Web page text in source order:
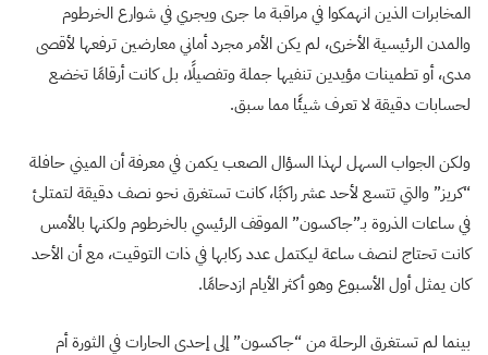
المخابرات الذين انهمكوا في مراقبة ما جرى ويجري في شوارع الخرطوم
والمدن الرئيسية الأخرى، لم يكن الأمر مجرد أماني معارضين ترفعها لأقصى
مدى، أو تطمينات مؤيدين تنفيها جملة وتفصيلًا، بل كانت أرقامًا تخضع
لحسابات دقيقة لا تعرف شيئًا مما سبق.
ولكن الجواب السهل لهذا السؤال الصعب يكمن في معرفة أن الميني حافلة
“كريز” والتي تتسع لأحد عشر راكبًا، كانت تستغرق نحو نصف دقيقة لتمتلئ
في ساعات الذروة بـ”جاكسون” الموقف الرئيسي بالخرطوم ولكنها بالأمس
كانت تحتاج لنصف ساعة ليكتمل عدد ركابها في ذات التوقيت، مع أن الأحد
كان يمثل أول الأسبوع وهو أكثر الأيام ازدحامًا.
بينما لم تستغرق الرحلة من “جاكسون” إلى إحدى الحارات في الثورة أم